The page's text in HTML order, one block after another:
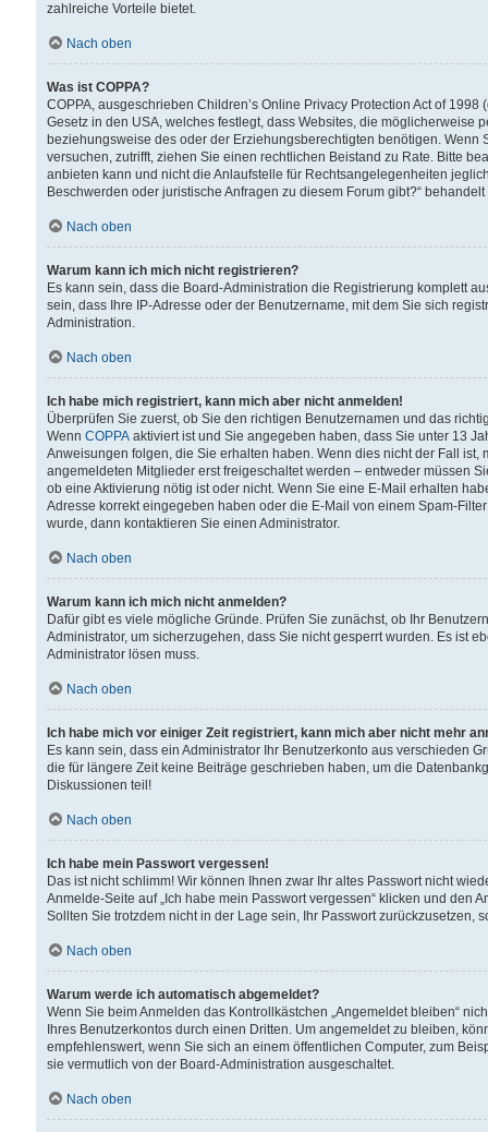
zahlreiche Vorteile bietet.
Nach oben
Was ist COPPA?
COPPA, ausgeschrieben Children’s Online Privacy Protection Act of
Gesetz in den USA, welches festlegt, dass Websites, die
beziehungsweise des oder der Erziehungsberechtigten benötigen.
versuchen, zutrifft, ziehen Sie einen rechtlichen Beistand zu Rate. Bitte
anbieten kann und nicht die Anlaufstelle für Rechtsangelegenheiten
Beschwerden oder juristische Anfragen zu diesem Forum gibt?“
Nach oben
Warum kann ich mich nicht registrieren?
Es kann sein, dass die Board-Administration die Registrierung komplett
sein, dass Ihre IP-Adresse oder der Benutzername, mit dem Sie sich
Administration.
Nach oben
Ich habe mich registriert, kann mich aber nicht anmelden!
Überprüfen Sie zuerst, ob Sie den richtigen Benutzernamen und das
Wenn COPPA aktiviert ist und Sie angegeben haben, dass Sie unter 13
Anweisungen folgen, die Sie erhalten haben. Wenn dies nicht der Fall
angemeldeten Mitglieder erst freigeschaltet werden – entweder müssen
ob eine Aktivierung nötig ist oder nicht. Wenn Sie eine E-Mail erhalten
Adresse korrekt eingegeben haben oder die E-Mail von einem Spam-
wurde, dann kontaktieren Sie einen Administrator.
Nach oben
Warum kann ich mich nicht anmelden?
Dafür gibt es viele mögliche Gründe. Prüfen Sie zunächst, ob Ihr
Administrator, um sicherzugehen, dass Sie nicht gesperrt wurden. Es ist
Administrator lösen muss.
Nach oben
Ich habe mich vor einiger Zeit registriert, kann mich aber nicht mehr
Es kann sein, dass ein Administrator Ihr Benutzerkonto aus verschieden
die für längere Zeit keine Beiträge geschrieben haben, um die
Diskussionen teil!
Nach oben
Ich habe mein Passwort vergessen!
Das ist nicht schlimm! Wir können Ihnen zwar Ihr altes Passwort nicht
Anmelde-Seite auf „Ich habe mein Passwort vergessen“ klicken und
Sollten Sie trotzdem nicht in der Lage sein, Ihr Passwort zurückzusetzen,
Nach oben
Warum werde ich automatisch abgemeldet?
Wenn Sie beim Anmelden das Kontrollkästchen „Angemeldet bleiben“
Ihres Benutzerkontos durch einen Dritten. Um angemeldet zu bleiben,
empfehlenswert, wenn Sie sich an einem öffentlichen Computer, zum
sie vermutlich von der Board-Administration ausgeschaltet.
Nach oben